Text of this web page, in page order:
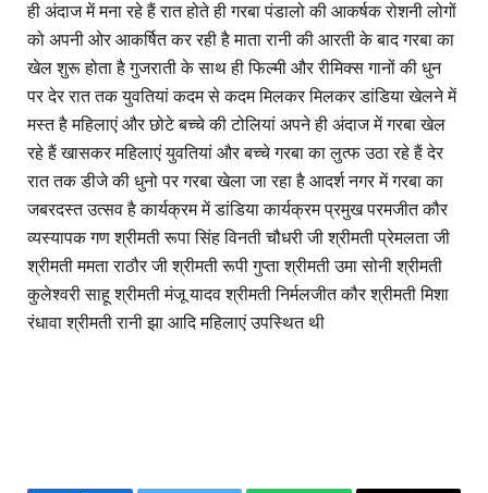
ही अंदाज में मना रहे हैं रात होते ही गरबा पंडालो की आकर्षक रोशनी लोगों
को अपनी ओर आकर्षित कर रही है माता रानी की आरती के बाद गरबा का
खेल शुरू होता है गुजराती के साथ ही फिल्मी और रीमिक्स गानों की धुन
पर देर रात तक युवतियां कदम से कदम मिलकर मिलकर डांडिया खेलने में
मस्त है महिलाएं और छोटे बच्चे की टोलियां अपने ही अंदाज में गरबा खेल
रहे हैं खासकर महिलाएं युवतियां और बच्चे गरबा का लुत्फ उठा रहे हैं देर
रात तक डीजे की धुनो पर गरबा खेला जा रहा है आदर्श नगर में गरबा का
जबरदस्त उत्सव है कार्यक्रम में डांडिया कार्यक्रम प्रमुख परमजीत कौर
व्यस्यापक गण श्रीमती रूपा सिंह विनती चौधरी जी श्रीमती प्रेमलता जी
श्रीमती ममता राठौर जी श्रीमती रूपी गुप्ता श्रीमती उमा सोनी श्रीमती
कुलेश्वरी साहू श्रीमती मंजू यादव श्रीमती निर्मलजीत कौर श्रीमती मिशा
रंधावा श्रीमती रानी झा आदि महिलाएं उपस्थित थी